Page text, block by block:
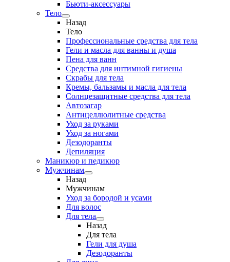
Бьюти-аксессуары
Тело
Назад
Тело
Профессиональные средства для тела
Гели и масла для ванны и душа
Пена для ванн
Средства для интимной гигиены
Скрабы для тела
Кремы, бальзамы и масла для тела
Солнцезащитные средства для тела
Автозагар
Антицеллюлитные средства
Уход за руками
Уход за ногами
Дезодоранты
Депиляция
Маникюр и педикюр
Мужчинам
Назад
Мужчинам
Уход за бородой и усами
Для волос
Для тела
Назад
Для тела
Гели для душа
Дезодоранты